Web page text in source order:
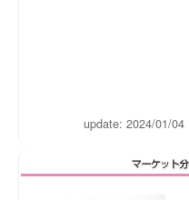
update: 2024/01/04